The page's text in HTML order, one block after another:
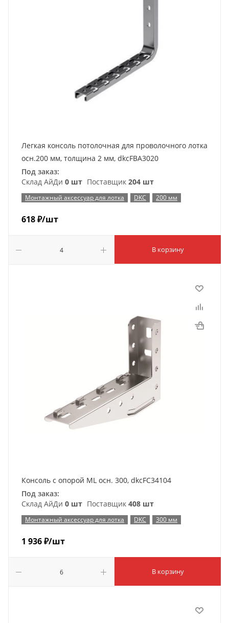
Легкая консоль потолочная для проволочного лотка
осн.200 мм, толщина 2 мм, dkcFBA3020
Под заказ:
Склад АйДи 0 шт Поставщик 204 шт
Монтажный аксессуар для лотка DKC 200 мм
618₽/шт
В корзину
Консоль с опорой ML осн. 300, dkcFC34104
Под заказ:
Склад АйДи 0 шт Поставщик 408 шт
Монтажный аксессуар для лотка DKC 300 мм
1 936₽/шт
В корзину